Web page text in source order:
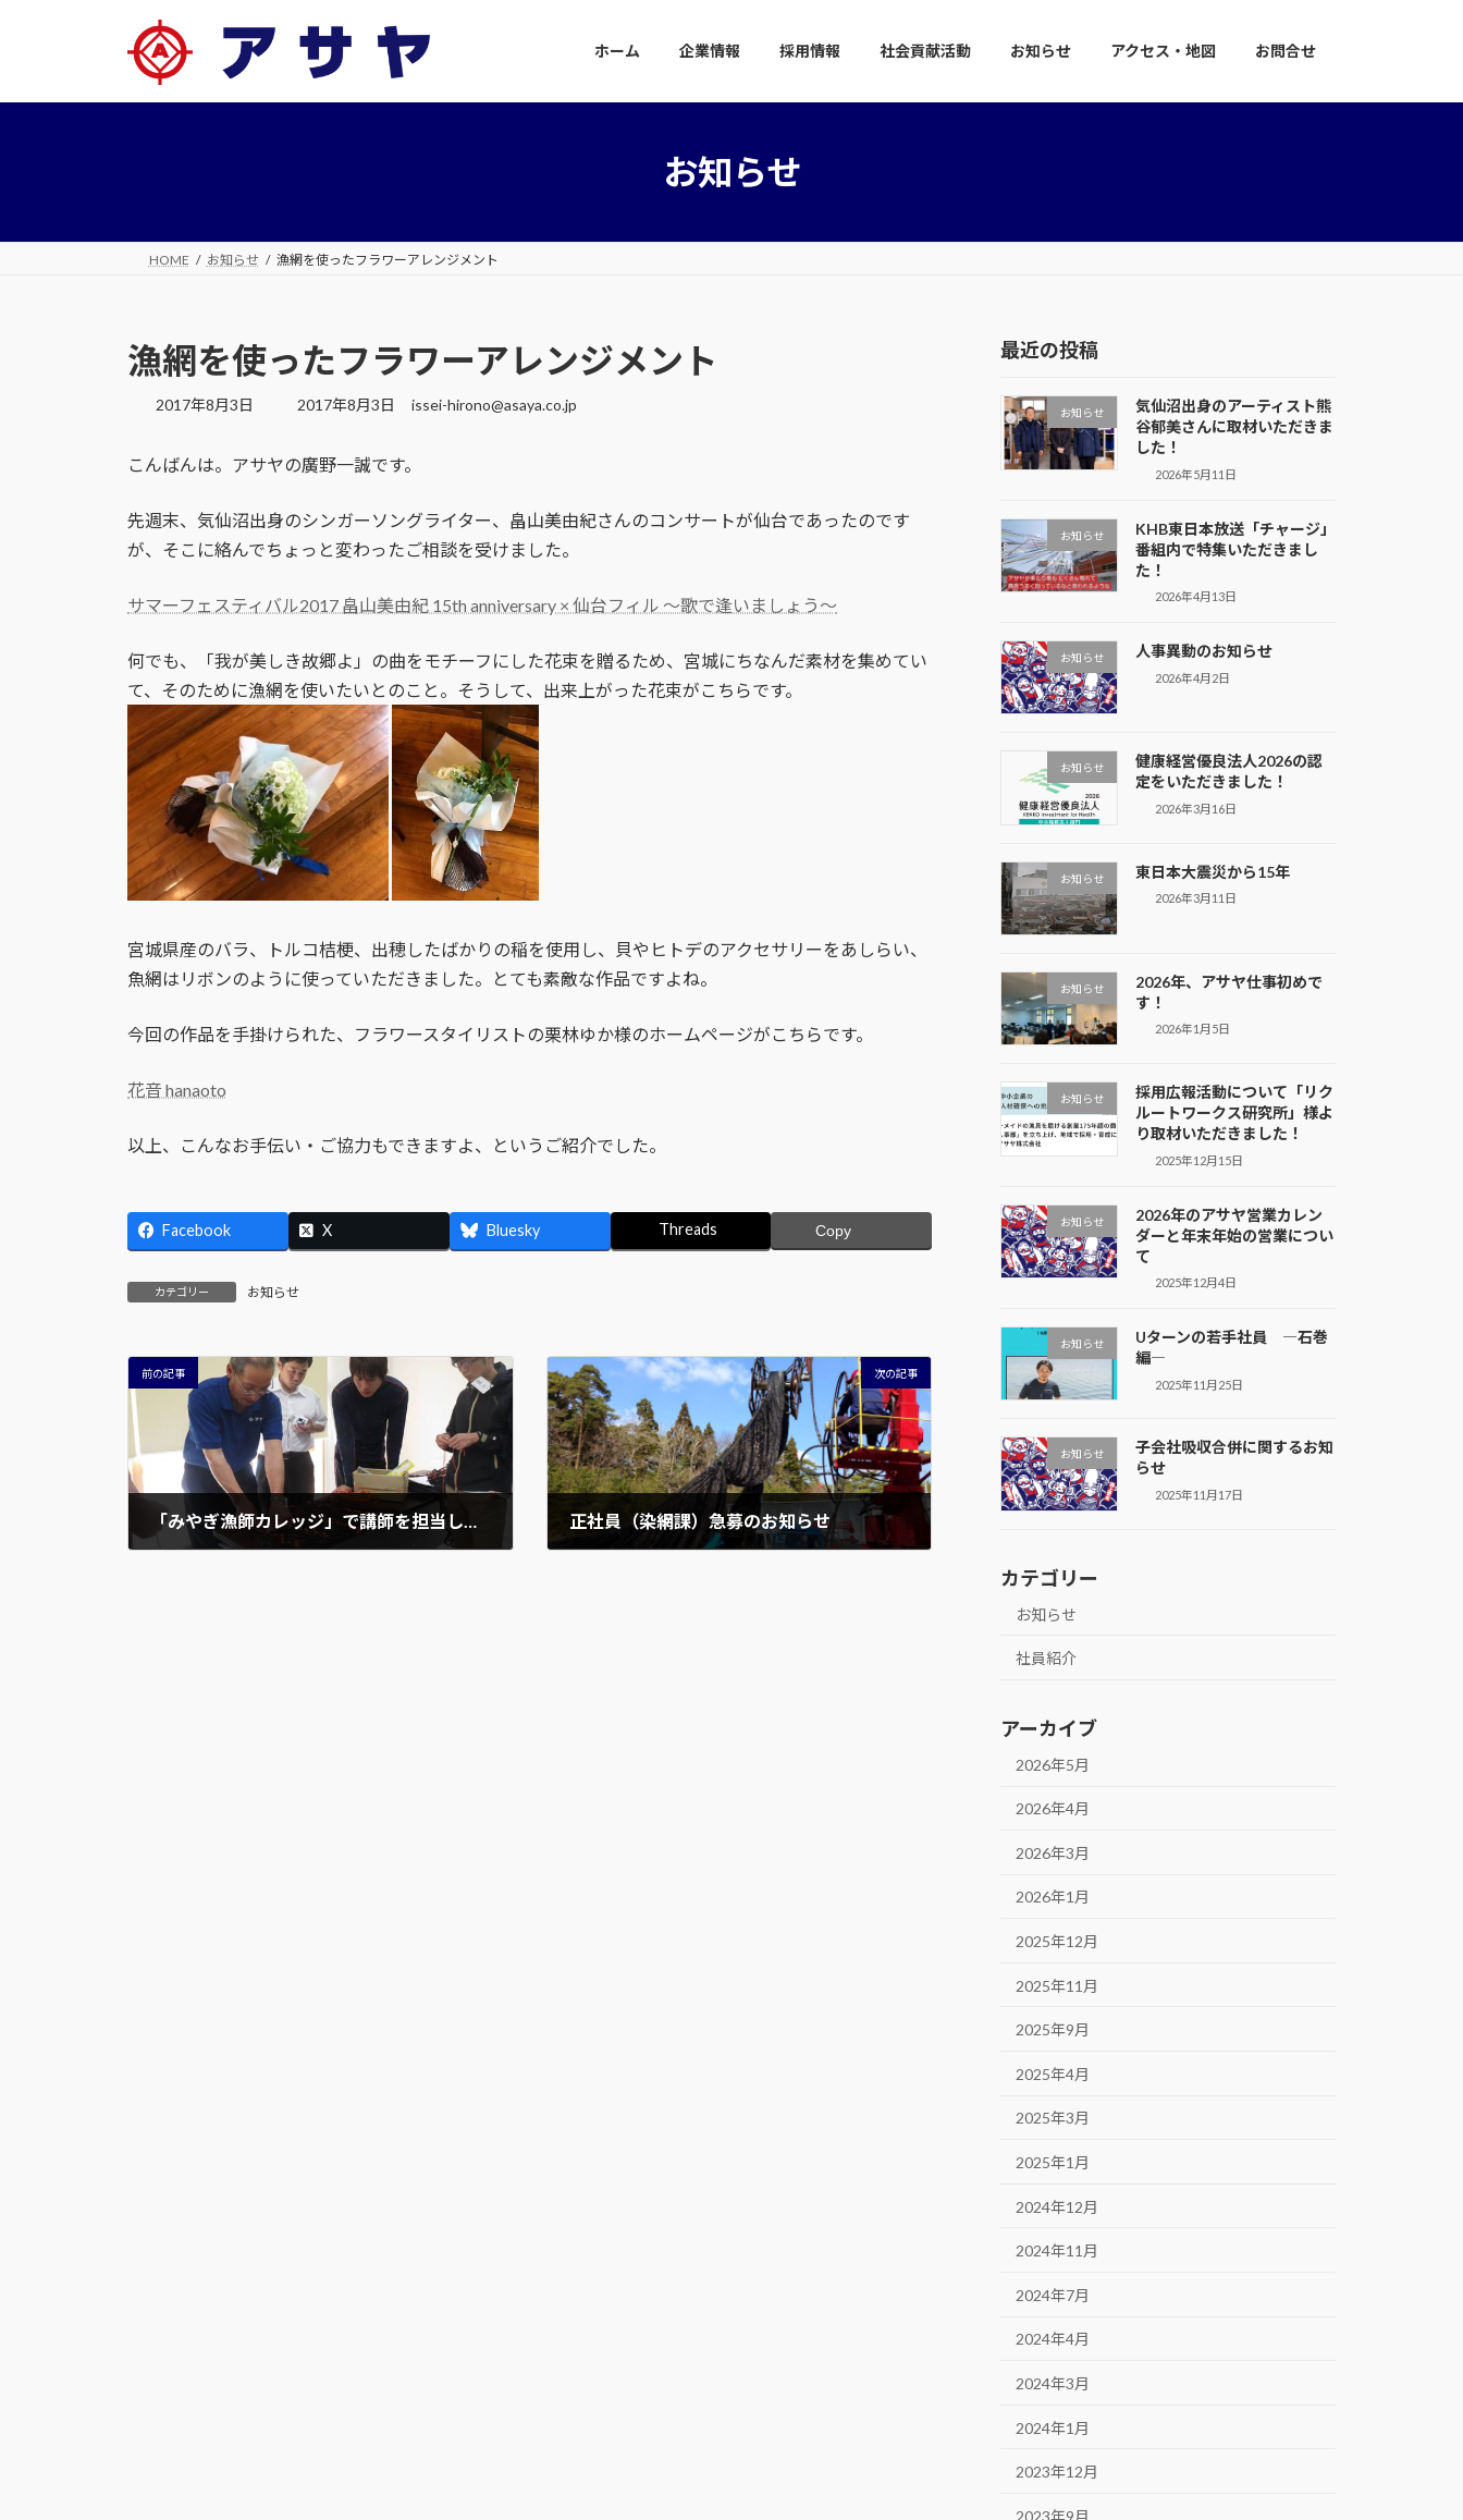
プ
動
ホーム 企業情報 採用情報 社会貢献活動 お知らせ アクセス・地図 お問合せ
お知らせ
HOME お知らせ 漁網を使ったフラワーアレンジメント
漁網を使ったフラワーアレンジメント
2017年8月3日
最
新
時
:
2017年8月3日 issei-hirono@asaya.co.jp
こんばんは。アサヤの廣野一誠です。
先週末、気仙沼出身のシンガーソングライター、畠山美由紀さんのコンサートが仙台であったのです
が、そこに絡んでちょっと変わったご相談を受けました。
サマーフェスティバル2017 畠山美由紀 15th anniversary × 仙台フィル ～歌で逢いましょう〜
何でも、「我が美しき故郷よ」の曲をモチーフにした花束を贈るため、宮城にちなんだ素材を集めてい
て、そのために漁網を使いたいとのこと。そうして、出来上がった花束がこちらです。
宮城県産のバラ、トルコ桔梗、出穂したばかりの稲を使用し、貝やヒトデのアクセサリーをあしらい、
魚網はリボンのように使っていただきました。とても素敵な作品ですよね。
今回の作品を手掛けられた、フラワースタイリストの栗林ゆか様のホームページがこちらです。
花音 hanaoto
以上、こんなお手伝い・ご協力もできますよ、というご紹介でした。
Facebook X Bluesky Threads Copy
カテゴリー お知らせ
前の記事 次の記事
正社員（染網課）急募のお知らせ
最近の投稿
お知らせ
気仙沼出身のアーティスト熊
谷郁美さんに取材いただきま
した！
2026年5月11日
お知らせ
KHB東日本放送「チャージ」
番組内で特集いただきまし
た！
2026年4月13日
お知らせ 人事異動のお知らせ
2026年4月2日
お知らせ
健康経営優良法人2026の認
定をいただきました！
2026年3月16日
お知らせ 東日本大震災から15年
2026年3月11日
お知らせ
2026年、アサヤ仕事初めで
す！
2026年1月5日
お知らせ
採用広報活動について「リク
ルートワークス研究所」様よ
り取材いただきました！
2025年12月15日
お知らせ
2026年のアサヤ営業カレン
ダーと年末年始の営業につい
て
2025年12月4日
お知らせ
Uターンの若手社員 ―石巻
編―
2025年11月25日
お知らせ
子会社吸収合併に関するお知
らせ
2025年11月17日
カテゴリー
お知らせ
社員紹介
アーカイブ
2026年5月
2026年4月
2026年3月
2026年1月
2025年12月
2025年11月
2025年9月
2025年4月
2025年3月
2025年1月
2024年12月
2024年11月
2024年7月
2024年4月
2024年3月
2024年1月
2023年12月
2023年9月